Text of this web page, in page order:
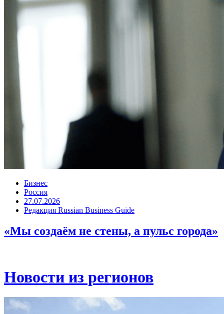
Бизнес
Россия
27.07.2026
Редакция Russian Business Guide
«Мы создаём не стены, а пульс города»
Новости из регионов